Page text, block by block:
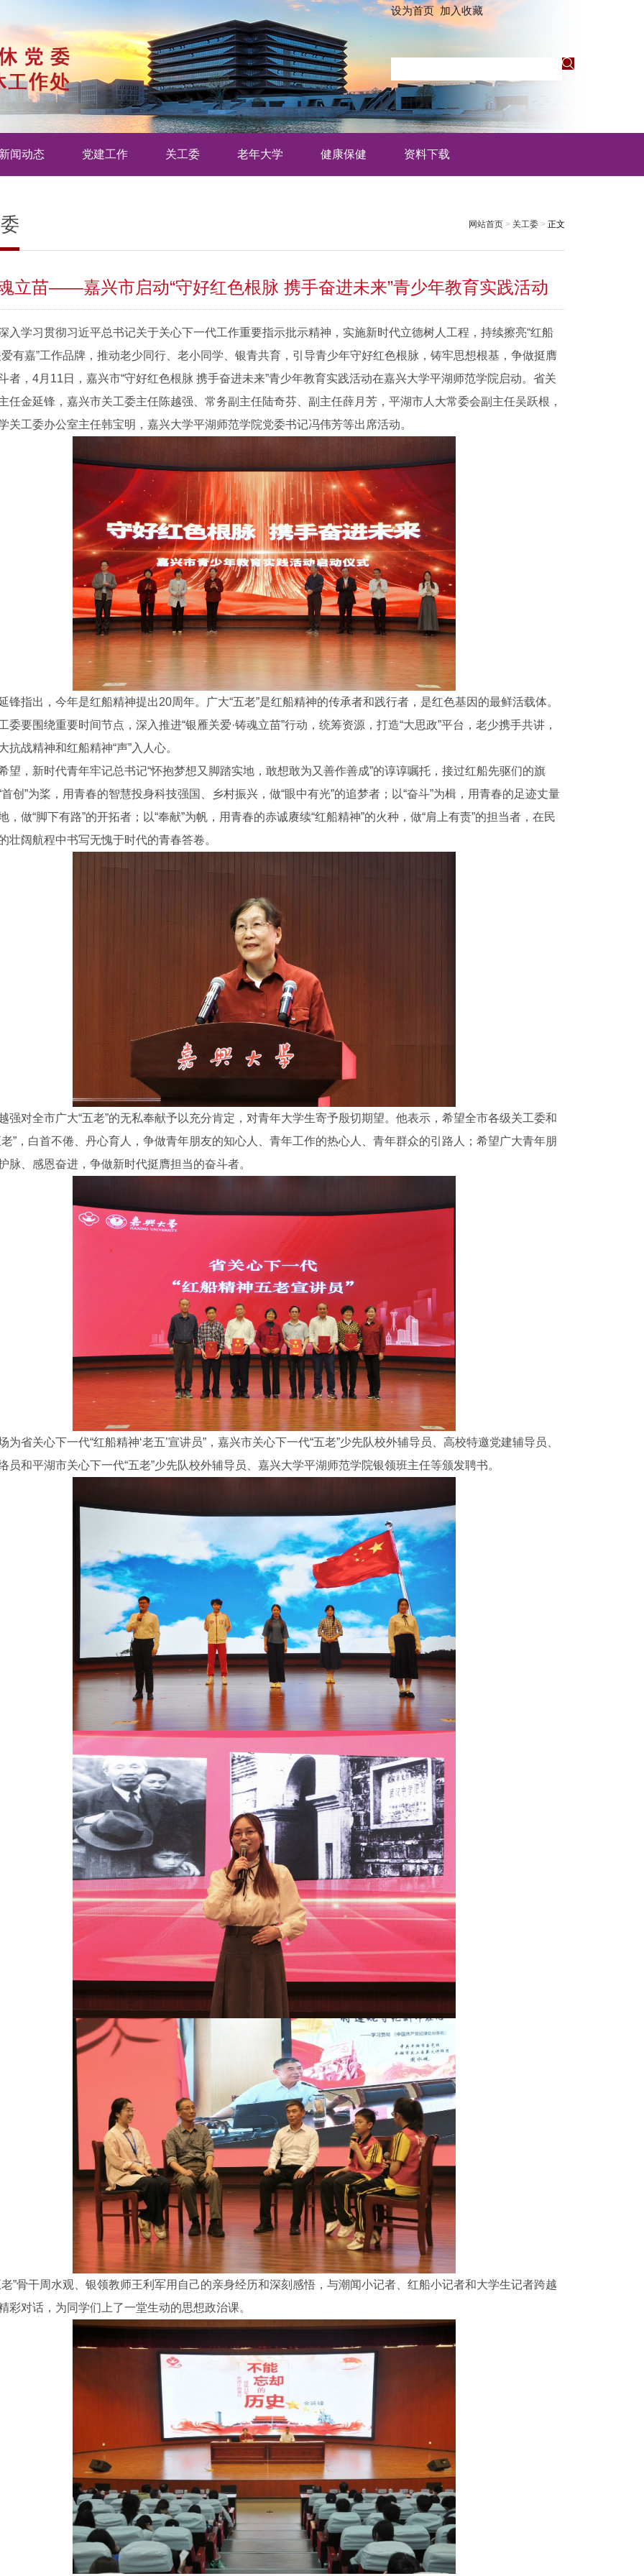
设为首页 加入收藏
新闻动态 党建工作 关工委 老年大学 健康保健 资料下载
网站首页 > 关工委 >正文
立苗——嘉兴市启动“守好红色根脉 携手奋进未来”青少年教育实践活动
入学习贯彻习近平总书记关于关心下一代工作重要指示批示精神，实施新时代立德树人工程，持续擦亮“红船
爱有嘉”工作品牌，推动老少同行、老小同学、银青共育，引导青少年守好红色根脉，铸牢思想根基，争做挺膺
者，4月11日，嘉兴市“守好红色根脉 携手奋进未来”青少年教育实践活动在嘉兴大学平湖师范学院启动。省关
任金延锋，嘉兴市关工委主任陈越强、常务副主任陆奇芬、副主任薛月芳，平湖市人大常委会副主任吴跃根，
关工委办公室主任韩宝明，嘉兴大学平湖师范学院党委书记冯伟芳等出席活动。
锋指出，今年是红船精神提出20周年。广大“五老”是红船精神的传承者和践行者，是红色基因的最鲜活载体。
委要围绕重要时间节点，深入推进“银雁关爱·铸魂立苗”行动，统筹资源，打造“大思政”平台，老少携手共讲，
抗战精神和红船精神“声”入人心。
望，新时代青年牢记总书记“怀抱梦想又脚踏实地，敢想敢为又善作善成”的谆谆嘱托，接过红船先驱们的旗
首创”为桨，用青春的智慧投身科技强国、乡村振兴，做“眼中有光”的追梦者；以“奋斗”为楫，用青春的足迹丈量
，做“脚下有路”的开拓者；以“奉献”为帆，用青春的赤诚赓续“红船精神”的火种，做“肩上有责”的担当者，在民
壮阔航程中书写无愧于时代的青春答卷。
强对全市广大“五老”的无私奉献予以充分肯定，对青年大学生寄予殷切期望。他表示，希望全市各级关工委和
老”，白首不倦、丹心育人，争做青年朋友的知心人、青年工作的热心人、青年群众的引路人；希望广大青年朋
脉、感恩奋进，争做新时代挺膺担当的奋斗者。
为省关心下一代“红船精神‘老五’宣讲员”，嘉兴市关心下一代“五老”少先队校外辅导员、高校特邀党建辅导员、
员和平湖市关心下一代“五老”少先队校外辅导员、嘉兴大学平湖师范学院银领班主任等颁发聘书。
老”骨干周水观、银领教师王利军用自己的亲身经历和深刻感悟，与潮闻小记者、红船小记者和大学生记者跨越
彩对话，为同学们上了一堂生动的思想政治课。